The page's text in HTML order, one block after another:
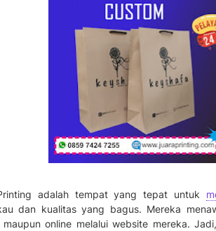
adalah tempat yang tepat untuk
dan kualitas yang bagus. Mereka
maupun online melalui website mereka.